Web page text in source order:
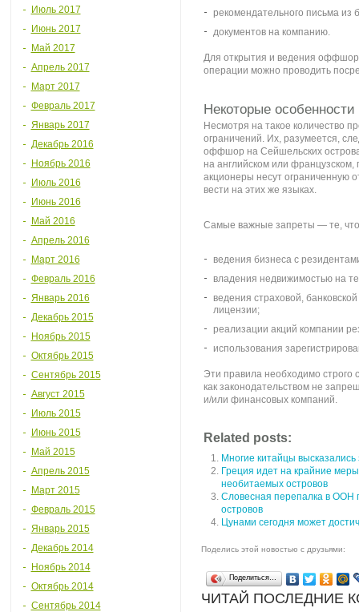
Июль 2017
Июнь 2017
Май 2017
Апрель 2017
Март 2017
Февраль 2017
Январь 2017
Декабрь 2016
Ноябрь 2016
Июль 2016
Июнь 2016
Май 2016
Апрель 2016
Март 2016
Февраль 2016
Январь 2016
Декабрь 2015
Ноябрь 2015
Октябрь 2015
Сентябрь 2015
Август 2015
Июль 2015
Июнь 2015
Май 2015
Апрель 2015
Март 2015
Февраль 2015
Январь 2015
Декабрь 2014
Ноябрь 2014
Октябрь 2014
Сентябрь 2014
рекомендательного письма из
документов на компанию.
Для открытия и ведения
операции можно проводить
Некоторые
Несмотря на такое количество
ограничений. Их, разумеется,
оффшор на Сейшельских
на английском или
акционеры несут ограниченную
вести на этих же языках.
Самые важные запреты — те, что
ведения бизнеса с
владения недвижимостью на
ведения страховой,
лицензии;
реализации акций компании
использования
Эти правила необходимо строго
как законодательством не
и/или финансовых компаний.
Related posts:
Многие китайцы
Греция идет на крайние
необитаемых островов
Словесная перепалка в ООН
островов
Цунами сегодня может
Поделись этой новостью с друзьями:
Поделиться…
ЧИТАЙ ПОСЛЕДНИЕ